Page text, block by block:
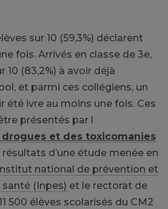
sur 10 (59,3%) déclarent
fois. Arrivés en classe de 3e,
10 (83,2%) à avoir déjà
et parmi ces collégiens, un
été ivre au moins une fois. Ces
présentés par l
drogues et des toxicomanies
résultats d’une étude menée en
national de prévention et
santé (Inpes) et le rectorat de
500 élèves scolarisés du CM2